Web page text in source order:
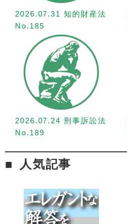
2026.07.31 知的財産法
No.185
2026.07.24 刑事訴訟法
No.189
人気記事